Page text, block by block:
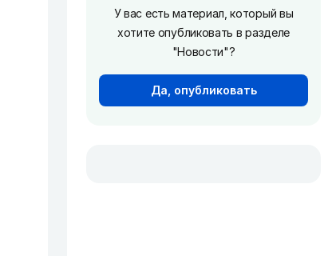
У вас есть материал, который вы
хотите опубликовать в разделе
"Новости"?
Да, опубликовать